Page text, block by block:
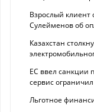
Взрослый клиент
Сулейменов об
Казахстан
ЕС ввел санкции
сервис
Льготное